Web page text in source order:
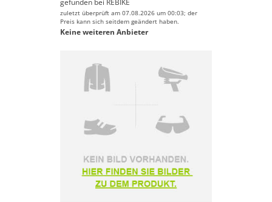
gefunden bei REBIKE
zuletzt überprüft am 07.08.2026 um 00:03; der
Preis kann sich seitdem geändert haben.
Keine weiteren Anbieter